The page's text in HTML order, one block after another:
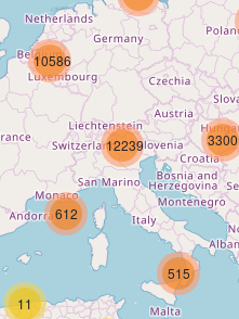
515
3300
11
612
12239
10586